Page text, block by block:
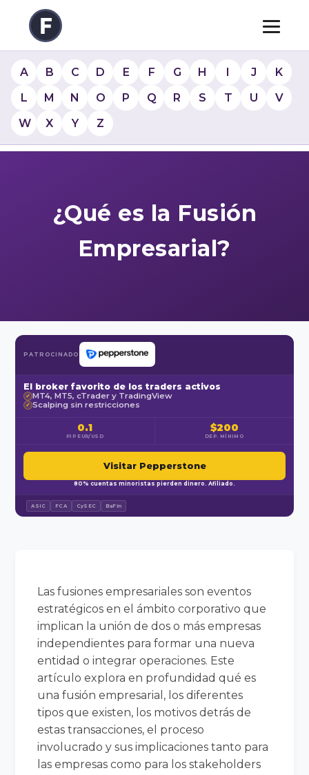
A B C D E F G H I J
K
L
M N O P Q R S T U
V
W
X Y Z
¿Qué es la Fusión
Empresarial?
PATROCINADO
El broker favorito de los traders activos
✓ MT4, MT5, cTrader y TradingView
✓ Scalping sin restricciones
0.1
PIP EUR/USD
$200
DEP. MÍNIMO
Visitar Pepperstone
80% cuentas minoristas pierden dinero. Afiliado.
ASIC FCA CySEC BaFin
Las fusiones empresariales son eventos
estratégicos en el ámbito corporativo que
implican la unión de dos o más empresas
independientes para formar una nueva
entidad o integrar operaciones. Este
artículo explora en profundidad qué es
una fusión empresarial, los diferentes
tipos que existen, los motivos detrás de
estas transacciones, el proceso
involucrado y sus implicaciones tanto para
las empresas como para los stakeholders